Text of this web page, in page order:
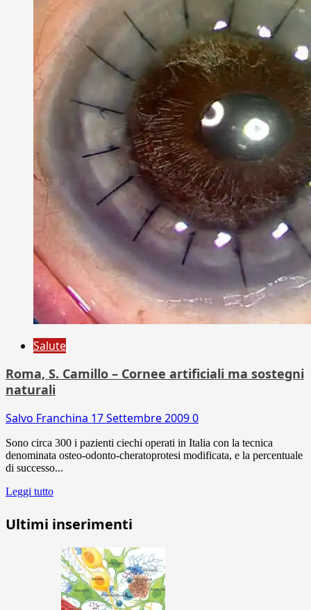
Salute
Roma, S. Camillo – Cornee artificiali ma sostegni
naturali
Salvo Franchina 17 Settembre 20090
Sono circa 300 i pazienti ciechi operati in Italia con la tecnica
denominata osteo-odonto-cheratoprotesi modificata, e la percentuale
di successo...
Leggi tutto
Ultimi inserimenti